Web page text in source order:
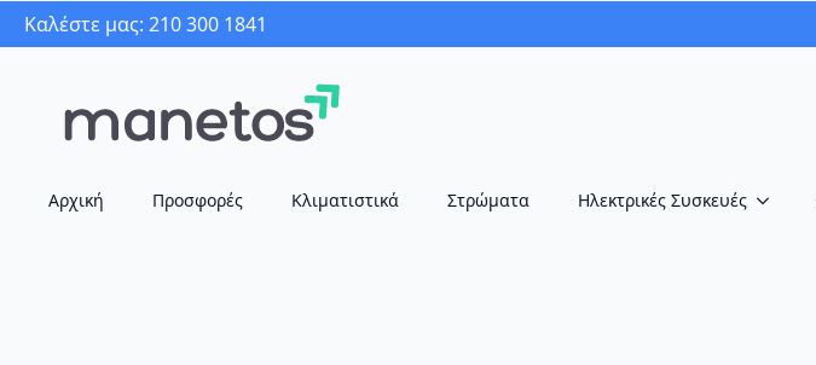
Καλέστε μας: 210 300 1841
Αρχική Προσφορές Κλιματιστικά Στρώματα Ηλεκτρικές Συσκευές